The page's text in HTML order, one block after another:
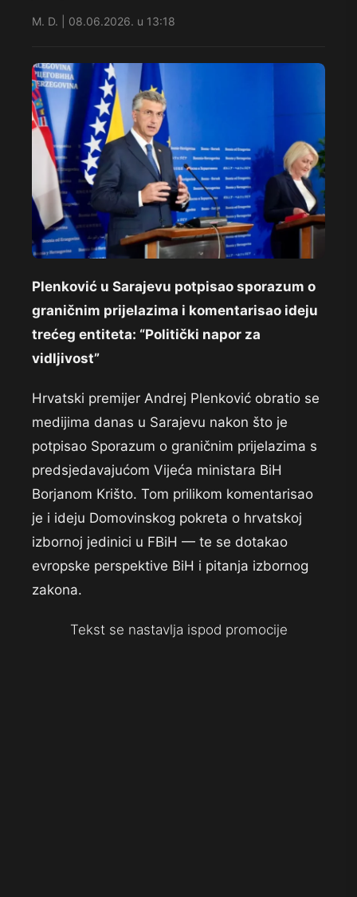
M. D. | 08.06.2026. u 13:18
Plenković u Sarajevu potpisao sporazum o
graničnim prijelazima i komentarisao ideju
trećeg entiteta: “Politički napor za
vidljivost”
Hrvatski premijer Andrej Plenković obratio se
medijima danas u Sarajevu nakon što je
potpisao Sporazum o graničnim prijelazima s
predsjedavajućom Vijeća ministara BiH
Borjanom Krišto. Tom prilikom komentarisao
je i ideju Domovinskog pokreta o hrvatskoj
izbornoj jedinici u FBiH — te se dotakao
evropske perspektive BiH i pitanja izbornog
zakona.
Tekst se nastavlja ispod promocije